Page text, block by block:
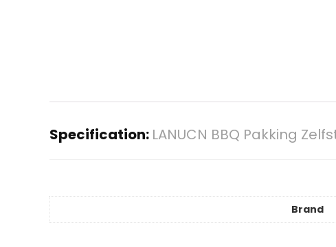
Specification: LANUCN BBQ Pakking
Brand